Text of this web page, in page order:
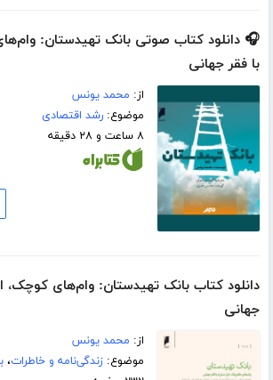
🎧 دانلود کتاب صوتی بانک‌ تهیدستان: وام‌های
با فقر جهانی
از: محمد یونس
موضوع:رشد اقتصادی
۸ ساعت و ۲۸ دقیقه
دانلود کتاب بانک‌ تهیدستان: وام‌های کوچک،
جهانی
از: محمد یونس
موضوع:زندگی‌نامه و خاطرات،